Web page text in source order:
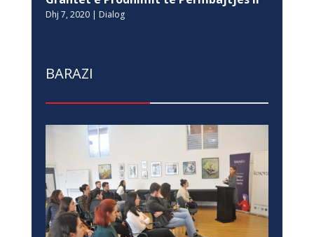
Dhj 7, 2020| Dialog
BARAZI